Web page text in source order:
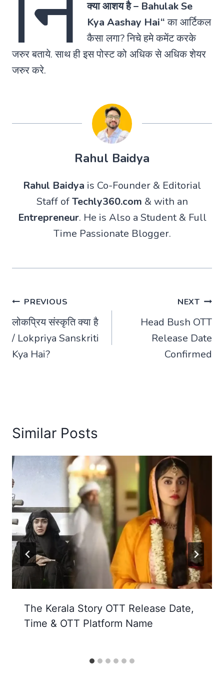
क्या आशय है – Bahulak Se
Kya Aashay Hai“का आर्टिकल
कैसा लगा? निचे हमे कमेंट करके
जरुर बताये. साथ ही इस पोस्ट को अधिक से अधिक शेयर
जरुर करे.
Rahul Baidya
Rahul Baidya is Co-Founder & Editorial
Staff ofTechly360.com & with an
Entrepreneur. He is Also a Student & Full
Time Passionate Blogger.
Post
navigation
PREVIOUS
लोकप्रिय संस्कृति क्या है
/ Lokpriya Sanskriti
Kya Hai?
NEXT
Head Bush OTT
Release Date
Confirmed
Similar Posts
The Kerala Story OTT Release Date,
Time & OTT Platform Name